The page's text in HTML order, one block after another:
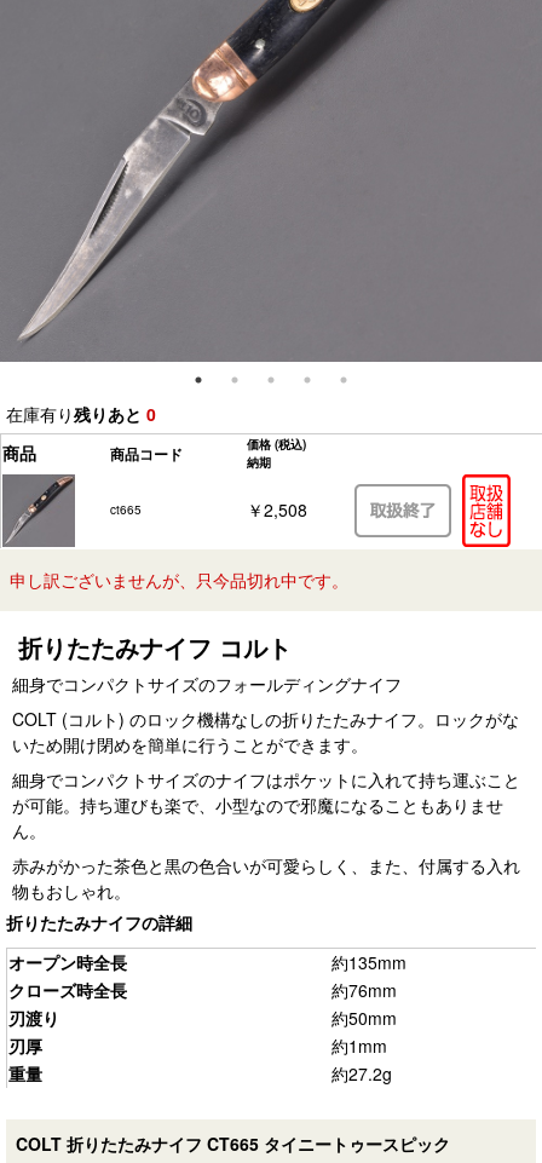
在庫有り残りあと 0
商品
商品コード 価格 (税込)
納期
ct665 ￥2,508
申し訳ございませんが、只今品切れ中です。
折りたたみナイフ コルト
細身でコンパクトサイズのフォールディングナイフ
COLT (コルト) のロック機構なしの折りたたみナイフ。ロックがな
いため開け閉めを簡単に行うことができます。
細身でコンパクトサイズのナイフはポケットに入れて持ち運ぶこと
が可能。持ち運びも楽で、小型なので邪魔になることもありませ
ん。
赤みがかった茶色と黒の色合いが可愛らしく、また、付属する入れ
物もおしゃれ。
折りたたみナイフの詳細
オープン時全長
約135mm
クローズ時全長
約76mm
刃渡り
約50mm
刃厚
約1mm
重量
約27.2g
COLT 折りたたみナイフ CT665 タイニートゥースピック